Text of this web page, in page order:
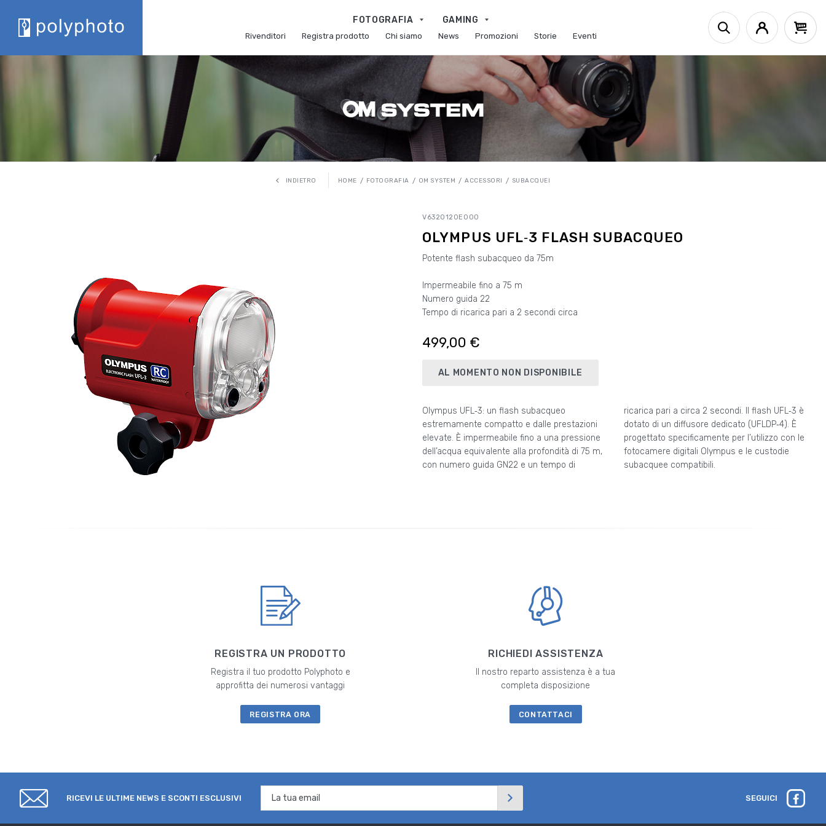
FOTOGRAFIA GAMING
Rivenditori Registra prodotto Chi siamo News Promozioni Storie Eventi
INDIETRO HOME FOTOGRAFIA OM SYSTEM ACCESSORI SUBACQUEI
V6320120E000
OLYMPUS UFL‑3 FLASH SUBACQUEO
Potente flash subacqueo da 75m
Impermeabile fino a 75 m
Numero guida 22
Tempo di ricarica pari a 2 secondi circa
499,00 €
AL MOMENTO NON DISPONIBILE
Olympus UFL‑3: un flash subacqueo
estremamente compatto e dalle prestazioni
elevate. È impermeabile fino a una pressione
dell’acqua equivalente alla profondità di 75 m,
con numero guida GN22 e un tempo di
ricarica pari a circa 2 secondi. Il flash UFL‑3 è
dotato di un diffusore dedicato (UFLDP‑4). È
progettato specificamente per l’utilizzo con le
fotocamere digitali Olympus e le custodie
subacquee compatibili.
REGISTRA UN PRODOTTO
Registra il tuo prodotto Polyphoto e
approfitta dei numerosi vantaggi
REGISTRA ORA
RICHIEDI ASSISTENZA
Il nostro reparto assistenza è a tua
completa disposizione
CONTATTACI
RICEVI LE ULTIME NEWS E SCONTI ESCLUSIVI SEGUICI